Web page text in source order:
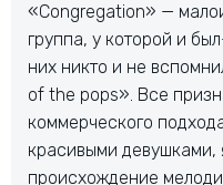
«Congregation» —
группа, у которой и
них никто и не
of the pops». Все
коммерческого
красивыми девушками,
происхождение